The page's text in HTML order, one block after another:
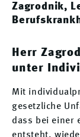
Zagrodnik,
Herr
unter
Mit
gesetzliche
dass bei einer